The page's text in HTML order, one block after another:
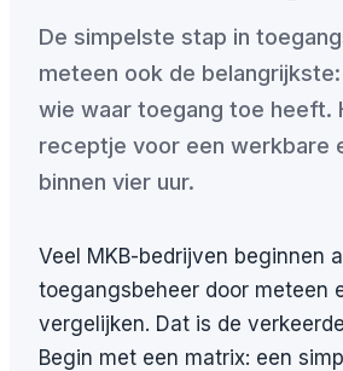
De simpelste stap in
meteen ook de
wie waar toegang toe heeft.
receptje voor een werkbare
binnen vier uur.
Veel MKB-bedrijven beginnen
toegangsbeheer door meteen
vergelijken. Dat is de
Begin met een matrix: een